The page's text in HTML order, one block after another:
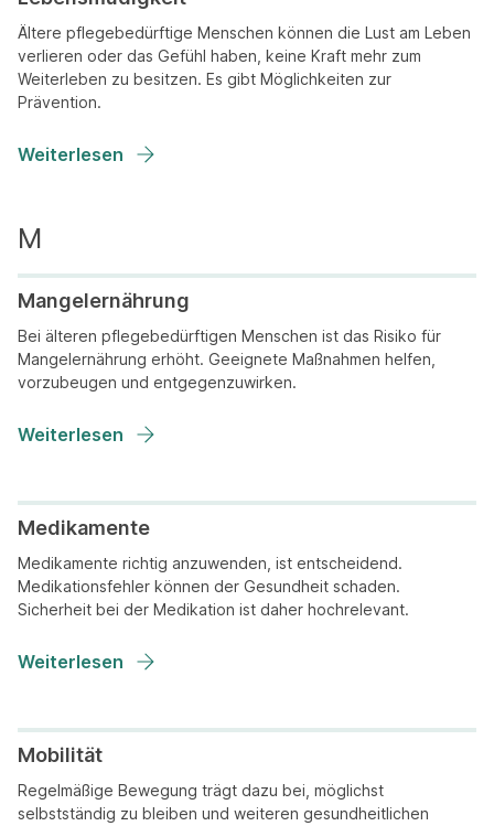
Ältere pflegebedürftige Menschen können die Lust am Leben
verlieren oder das Gefühl haben, keine Kraft mehr zum
Weiterleben zu besitzen. Es gibt Möglichkeiten zur
Prävention.
Weiterlesen
Mangelernährung
Bei älteren pflegebedürftigen Menschen ist das Risiko für
Mangelernährung erhöht. Geeignete Maßnahmen helfen,
vorzubeugen und entgegenzuwirken.
Weiterlesen
Medikamente
Medikamente richtig anzuwenden, ist entscheidend.
Medikationsfehler können der Gesundheit schaden.
Sicherheit bei der Medikation ist daher hochrelevant.
Weiterlesen
Mobilität
Regelmäßige Bewegung trägt dazu bei, möglichst
selbstständig zu bleiben und weiteren gesundheitlichen